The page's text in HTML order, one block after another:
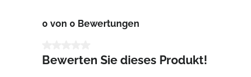
0 von 0 Bewertungen
Bewerten Sie dieses Produkt!